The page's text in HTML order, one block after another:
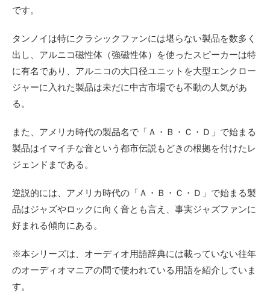
です。
タンノイは特にクラシックファンには堪らない製品を数多く
出し、アルニコ磁性体（強磁性体）を使ったスピーカーは特
に有名であり、アルニコの大口径ユニットを大型エンクロー
ジャーに入れた製品は未だに中古市場でも不動の人気があ
る。
また、アメリカ時代の製品名で「Ａ・Ｂ・Ｃ・Ｄ」で始まる
製品はイマイチな音という都市伝説もどきの根拠を付けたレ
ジェンドまである。
逆説的には、アメリカ時代の「Ａ・Ｂ・Ｃ・Ｄ」で始まる製
品はジャズやロックに向く音とも言え、事実ジャズファンに
好まれる傾向にある。
※本シリーズは、オーディオ用語辞典には載っていない往年
のオーディオマニアの間で使われている用語を紹介していま
す。